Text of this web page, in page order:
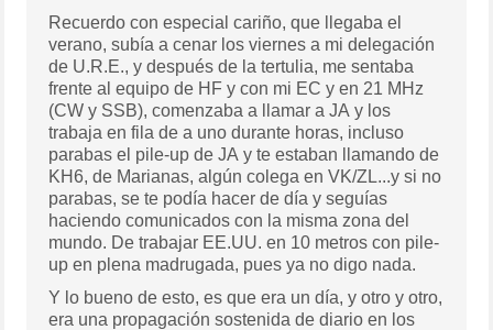
Recuerdo con especial cariño, que llegaba el
verano, subía a cenar los viernes a mi delegación
de U.R.E., y después de la tertulia, me sentaba
frente al equipo de HF y con mi EC y en 21 MHz
(CW y SSB), comenzaba a llamar a JA y los
trabaja en fila de a uno durante horas, incluso
parabas el pile-up de JA y te estaban llamando de
KH6, de Marianas, algún colega en VK/ZL...y si no
parabas, se te podía hacer de día y seguías
haciendo comunicados con la misma zona del
mundo. De trabajar EE.UU. en 10 metros con pile-
up en plena madrugada, pues ya no digo nada.
Y lo bueno de esto, es que era un día, y otro y otro,
era una propagación sostenida de diario en los